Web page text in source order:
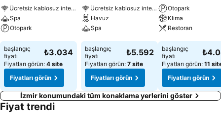
Ücretsiz kablosuz internet
Spa
Otopark
Fiyatları görün
başlangıç
fiyatı
₺3.034
Fiyatları görün: 4 site
Fiyatları görün
Ücretsiz kablosuz internet
Havuz
Spa
Fiyatları görün
başlangıç
fiyatı
₺5.592
Fiyatları görün: 7 site
Fiyatları görün
Otopark
Klima
Restoran
Fiyatları görün
başlangıç
fiyatı
Fiyatları görün: 11
Fiyatları görün
İzmir konumundaki tüm konaklama yerlerini göster
Fiyat trendi